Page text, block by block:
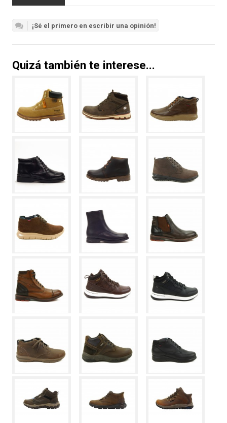
¡Sé el primero en escribir una opinión!
Quizá también te interese...